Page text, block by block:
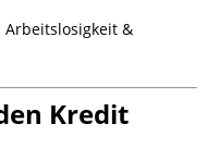
Arbeitslosigkeit &
Kredit